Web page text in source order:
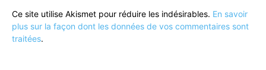
Ce site utilise Akismet pour réduire les indésirables. En savoir
plus sur la façon dont les données de vos commentaires sont
traitées.